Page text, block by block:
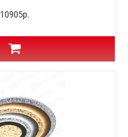
10905р.